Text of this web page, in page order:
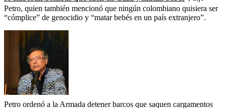
Petro, quien también mencionó que ningún colombiano quisiera ser
“cómplice” de genocidio y “matar bebés en un país extranjero”.
Petro ordenó a la Armada detener barcos que saquen cargamentos